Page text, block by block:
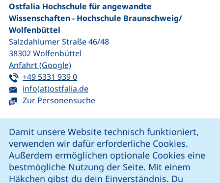
Damit unsere Website technisch funktioniert,
verwenden wir dafür erforderliche Cookies.
Außerdem ermöglichen optionale Cookies eine
bestmögliche Nutzung der Seite. Mit einem
Häkchen gibst du dein Einverständnis. Du
Ostfalia Hochschule für angewandte
Wissenschaften - Hochschule Braunschweig/​
Wolfenbüttel
Salzdahlumer Straße 46/48
38302Wolfenbüttel
Anfahrt (Google)(externer Link, öffnet neues Fenster)
Tel:
+49 5331 939 0(startet einen Telefonanruf, wenn Ihr
E-Mail:
info(at)ostfalia.de(öffnet Ihr E-Mail-Programm)
Zur Personensuche
unsere Facebook-Seite (externer Link, öffnet neues
unsere LinkedIn-Seite (externer Link, öffnet
unsere Instagram-Seite (externer Link,
unsere YouTube-Seite (externer